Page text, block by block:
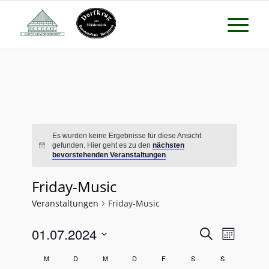
Es wurden keine Ergebnisse für diese Ansicht
gefunden. Hier geht es zu den nächsten
bevorstehenden Veranstaltungen.
Friday-Music
Veranstaltungen Friday-Music
Suche
SucheMonat
01.07.2024
wählen.
Kalender
M D M D F S S